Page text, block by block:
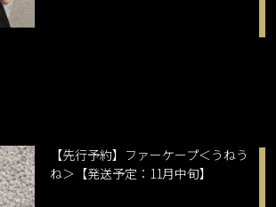
【先行予約】ファーケープ＜うねう
ね＞【発送予定：11月中旬】